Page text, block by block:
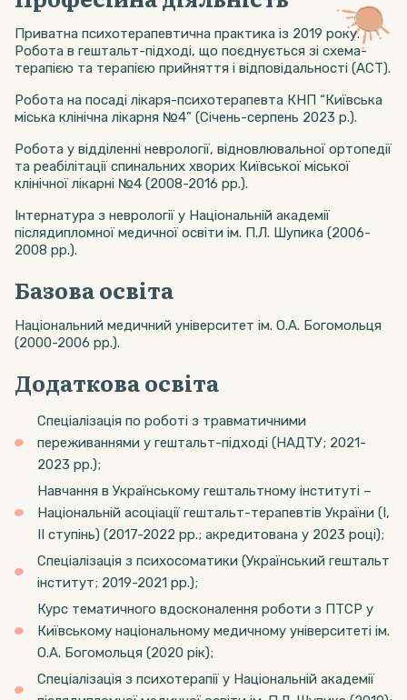
Приватна психотерапевтична практика із 2019 року.
Робота в гештальт-підході, що поєднується зі схема-
терапією та терапією прийняття і відповідальності (АСТ).
Робота на посаді лікаря-психотерапевта КНП “Київська
міська клінічна лікарня №4” (Січень-серпень 2023 р.).
Робота у відділенні неврології, відновлювальної ортопедії
та реабілітації спинальних хворих Київської міської
клінічної лікарні №4 (2008-2016 рр.).
Інтернатура з неврології у Національній академії
післядипломної медичної освіти ім. П.Л. Шупика (2006-
2008 рр.).
Базова освіта
Національний медичний університет ім. О.А. Богомольця
(2000-2006 рр.).
Додаткова освіта
Спеціалізація по роботі з травматичними
переживаннями у гештальт-підході (НАДТУ; 2021-
2023 рр.);
Навчання в Українському гештальтному інституті –
Національній асоціації гештальт-терапевтів України (I,
II ступінь) (2017-2022 рр.; акредитована у 2023 році);
Спеціалізація з психосоматики (Український гештальт
інститут; 2019-2021 рр.);
Курс тематичного вдосконалення роботи з ПТСР у
Київському національному медичному університеті ім.
О.А. Богомольця (2020 рік);
Спеціалізація з психотерапії у Національній академії